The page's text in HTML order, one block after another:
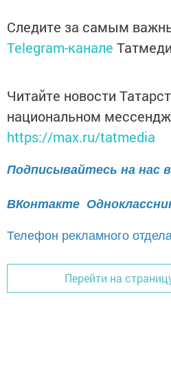
Следите за самым
Telegram-канале
Читайте новости
национальном
https://max.ru/tatmedia
Подписывайтесь на нас
ВКонтакте
Телефон рекламного отдела
Перейти на